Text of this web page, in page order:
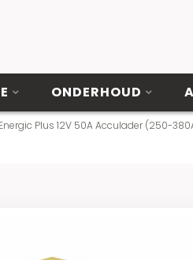
ONDERHOUD
Energic Plus 12V 50A Acculader (250-